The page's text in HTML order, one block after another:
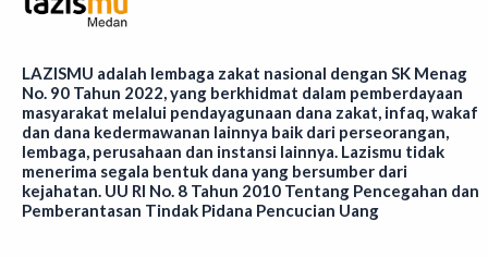
LAZISMU adalah lembaga zakat nasional dengan SK Menag
No. 90 Tahun 2022, yang berkhidmat dalam pemberdayaan
masyarakat melalui pendayagunaan dana zakat, infaq, wakaf
dan dana kedermawanan lainnya baik dari perseorangan,
lembaga, perusahaan dan instansi lainnya. Lazismu tidak
menerima segala bentuk dana yang bersumber dari
kejahatan. UU RI No. 8 Tahun 2010 Tentang Pencegahan dan
Pemberantasan Tindak Pidana Pencucian Uang